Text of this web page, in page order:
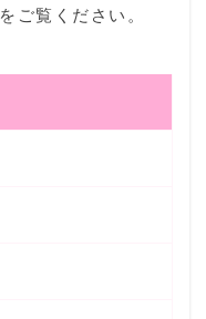
をご覧ください。